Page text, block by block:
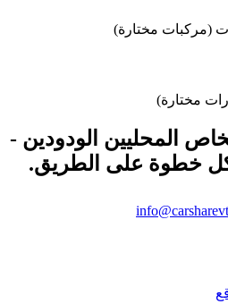
(مركبات مختارة)
مختارة)
المحليين الودودين -
خطوة على الطريق.